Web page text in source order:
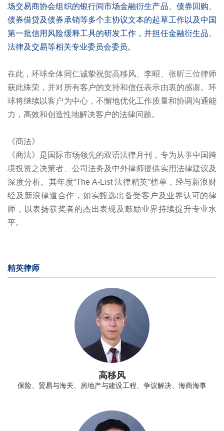
场交易商协会组织的银行间市场金融衍生产品、债券回购、
债券借贷及债券承销等多个主协议文本的起草工作以及中国
第一批信用风险缓释工具的研发工作，并担任金融衍生品、
法律及交易等相关专业委员会委员。
在此，环球全体同仁诚挚祝贺高移风、李昭、张昕三位律师
获此殊荣，并对所有客户的支持和信任表示由衷的感谢。环
球将继续以客户为中心，不懈地优化工作质量和协调沟通能
力，高效和创造性地解决客户的法律问题。
《商法》
《商法》是国际市场领先的双语法律月刊，专为从事中国跨
境投资之决策者、公司法务及中外律师提供实用法律建议及
深度分析。其年度“The A-List 法律精英”榜单，经与新浪财
经及新浪律道合作，如实甄选出备受客户及业界认可的律
师，以表扬获奖者的杰出表现及鼓励业界持续提升专业水
平。
精英律师
高移风
保险、贸易与海关、房地产与建设工程、争议解决、海商海事